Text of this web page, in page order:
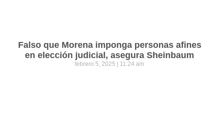
Falso que Morena imponga personas afines
en elección judicial, asegura Sheinbaum
febrero 5, 2025 11:24 am